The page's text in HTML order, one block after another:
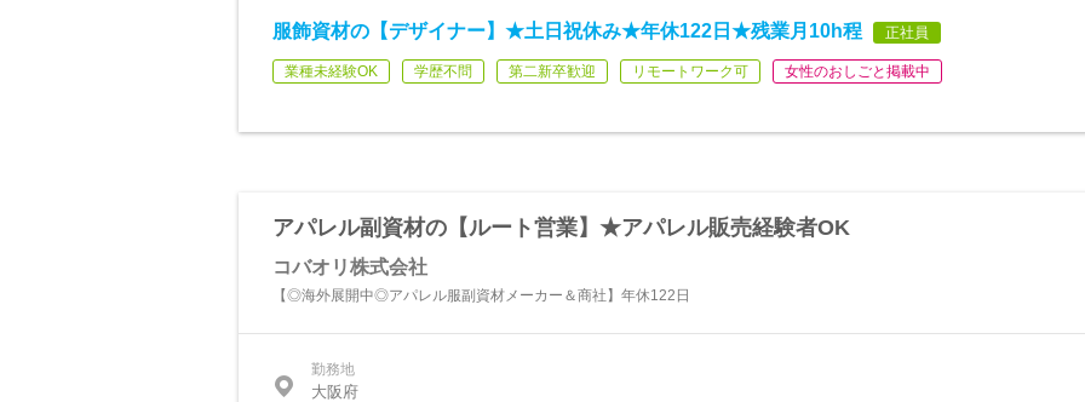
服飾資材の【デザイナー】★土日祝休み★年休122日★残業月10h程 正社員
業種未経験OK 学歴不問 第二新卒歓迎 リモートワーク可 女性のおしごと掲載中
アパレル副資材の【ルート営業】★アパレル販売経験者OK
コバオリ株式会社
【◎海外展開中◎アパレル服副資材メーカー＆商社】年休122日
勤務地
大阪府